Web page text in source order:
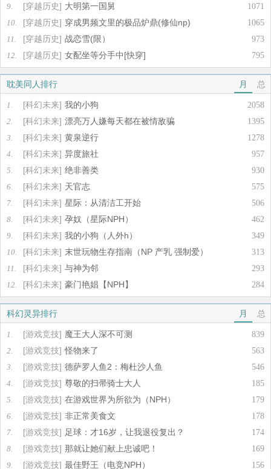
1071
9. [穿越历史] 大明第一国舅
1065
10. [穿越历史] 穿成男频文里的极品炉鼎(修仙np)
973
11. [穿越历史] 战恋雪(限）
795
12. [穿越历史] 女配坐等分手中[快穿]
耽美同人排行 月 总
2058
1. [科幻未来] 我的小狗
1395
2. [科幻未来] 漂亮万人嫌每天都在被情敌骗
1278
3. [科幻未来] 黄泉逆行
957
4. [科幻未来] 异度旅社
930
5. [科幻未来] 绝非善类
575
6. [科幻未来] 天官志
506
7. [科幻未来] 星际：从清洁工开始
462
8. [科幻未来] 孕奴（星际NPH）
349
9. [科幻未来] 我的小狗（人外h）
313
10. [科幻未来] 末世玩物生存指南（NP 产乳 强制爱）
293
11. [科幻未来] 与神为邻
284
12. [科幻未来] 豪门艳娼【NPH】
科幻灵异排行 月 总
839
1. [游戏竞技] 魔王大人深不可测
563
2. [游戏竞技] 怪物来了
546
3. [游戏竞技] 德萨罗人鱼2：梅杜沙人鱼
185
4. [游戏竞技] 尊敬的扫帚骑士大人
179
5. [游戏竞技] 在游戏世界为所欲为（NPH）
178
6. [游戏竞技] 非正常美食文
174
7. [游戏竞技] 足球：才16岁，让我退役复出？
169
8. [游戏竞技] 那就让她们献上忠诚吧！
156
9. [游戏竞技] 最佳野王（电竞NPH）